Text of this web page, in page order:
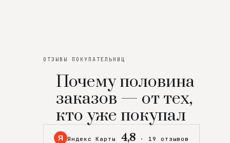
ОТЗЫВЫ ПОКУПАТЕЛЬНИЦ
Почему половина
заказов — от тех,
кто уже покупал
Я Яндекс Карты 4,8 · 19 отзывов